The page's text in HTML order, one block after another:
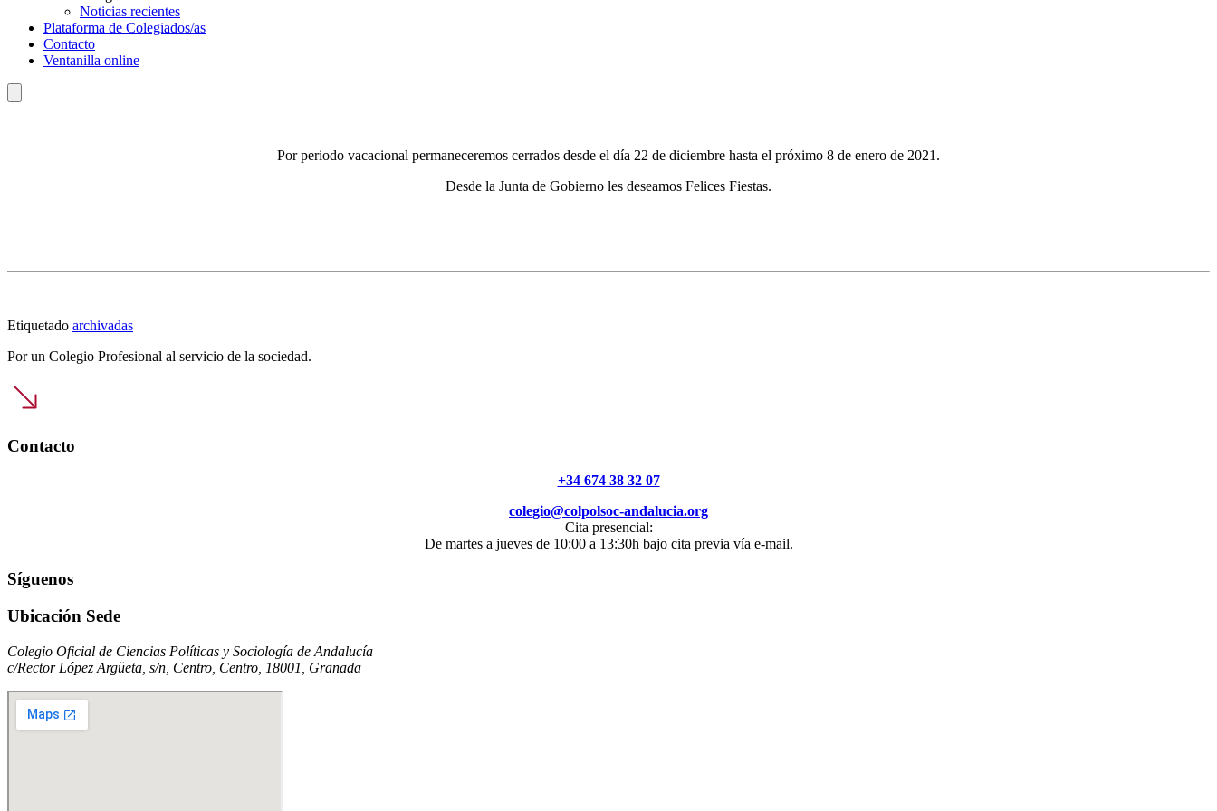
Noticias recientes
Plataforma de Colegiados/as
Contacto
Ventanilla online
Por periodo vacacional permaneceremos cerrados desde el día 22 de diciembre hasta el próximo 8 de enero de 2021.
Desde la Junta de Gobierno les deseamos Felices Fiestas.
Etiquetado archivadas
Por un Colegio Profesional al servicio de la sociedad.
Contacto
+34 674 38 32 07
colegio@colpolsoc-andalucia.org
Cita presencial:
De martes a jueves de 10:00 a 13:30h bajo cita previa vía e-mail.
Síguenos
Ubicación Sede
Colegio Oficial de Ciencias Políticas y Sociología de Andalucía
c/Rector López Argüeta, s/n, Centro, Centro, 18001, Granada